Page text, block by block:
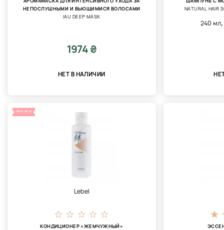
НЕПОСЛУШНЫМИ И ВЬЮЩИМИСЯ ВОЛОСАМИ
IAU DEEP MASK
1974 ₴
НЕТ В НАЛИЧИИ
NATURAL HAIR
240 мл,
FINAL SALE
Lebel
КОНДИЦИОНЕР «ЖЕМЧУЖНЫЙ»